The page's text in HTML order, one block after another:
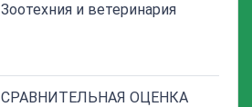
Зоотехния и ветеринария
СРАВНИТЕЛЬНАЯ ОЦЕНКА